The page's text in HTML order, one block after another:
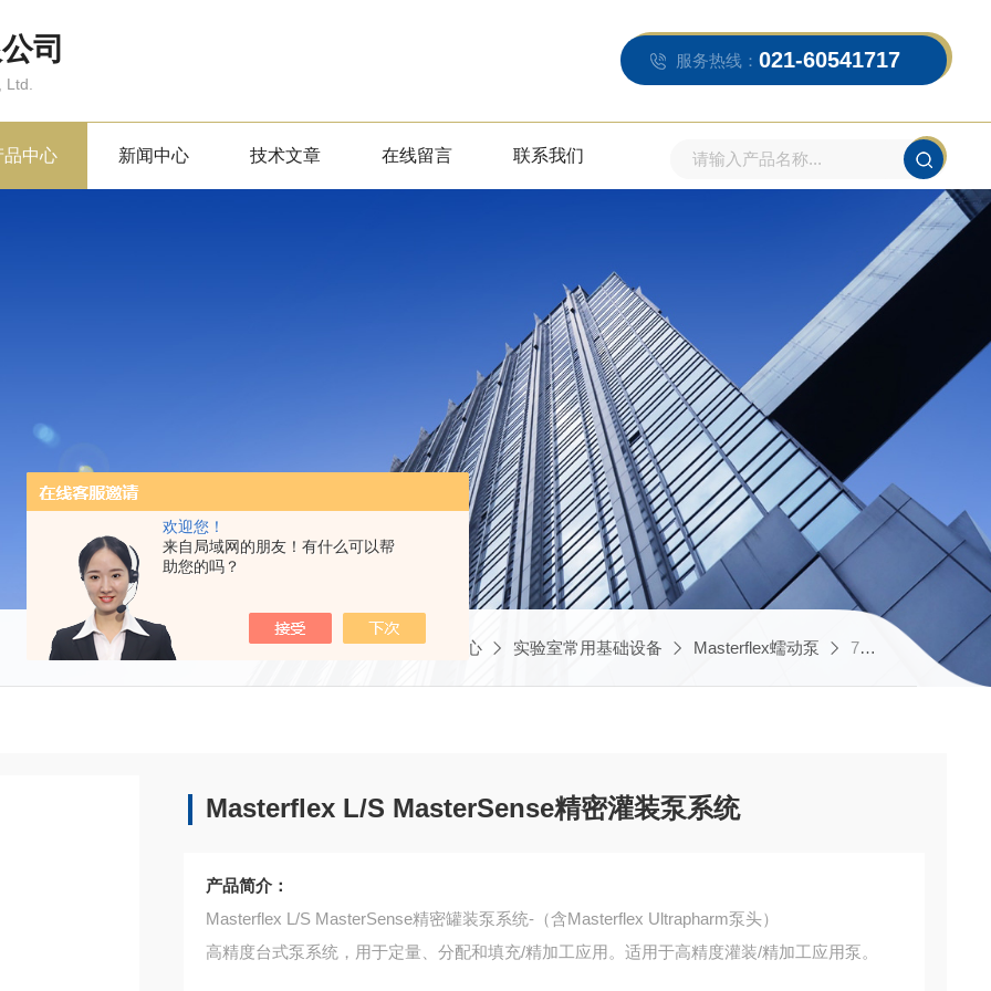
欢迎您！
来自局域网的朋友！有什么可以帮
助您的吗？
司 服务热线： 021-60541717
品中心 新闻中心 技术文章 在线留言 联系我们
当前位置：首页 产品中心 实验室常用基础设备 Masterflex蠕动泵 77976-40Masterflex L/S MasterSense精密灌装泵系统
Masterflex L/S MasterSense精密灌装泵系统
产品简介：
Masterflex L/S MasterSense精密罐装泵系统-（含Masterflex Ultrapharm泵头）
高精度台式泵系统，用于定量、分配和填充/精加工应用。适用于高精度灌装/精加工应用泵。